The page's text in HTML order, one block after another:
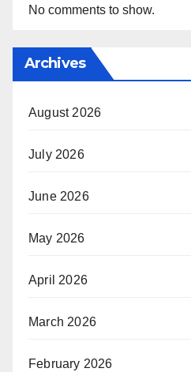
No comments to show.
Archives
August 2026
July 2026
June 2026
May 2026
April 2026
March 2026
February 2026